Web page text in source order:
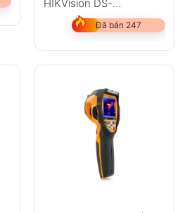
HIKVision DS-
2TD2636B-13/P
Đã bán 247